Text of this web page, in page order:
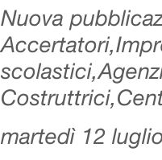
Nuova
martedì 12